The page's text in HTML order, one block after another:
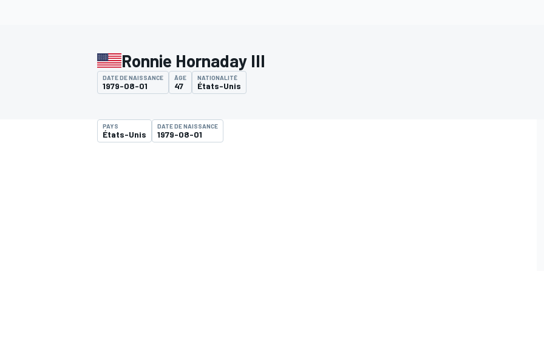
Ronnie Hornaday III
DATE DE NAISSANCE
1979-08-01
ÂGE
47
NATIONALITÉ
États-Unis
PAYS
États-Unis
DATE DE NAISSANCE
1979-08-01